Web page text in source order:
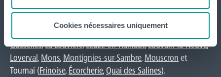
Cookies nécessaires uniquement
La HELHa propose des études supérieures
professionnalisantes (du Bachelier au Master) : 65
Braine-le-Comte
Gosselies,La Louvière,Leuze-en-Hainaut,Louvain-la-Neuve,
Loverval, Mons, Montignies-sur-Sambre, Mouscron et
Tournai (Frinoise, Écorcherie, Quai des Salines).